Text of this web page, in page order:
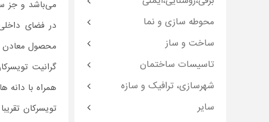
می‌باشد و جز
در فضای
محصول معادن
گرانیت
همراه با
تویسرکان
محوطه سازی و نما
ساخت و ساز
تاسیسات ساختمان
شهرسازی، ترافیک و سازه
سایر